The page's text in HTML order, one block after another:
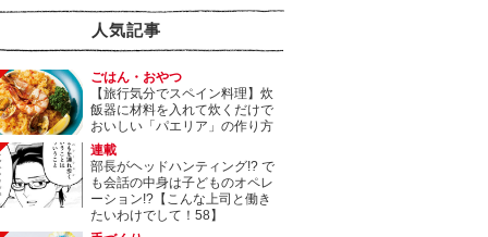
人気記事
ごはん・おやつ
【旅行気分でスペイン料理】炊
飯器に材料を入れて炊くだけで
おいしい「パエリア」の作り方
連載
部長がヘッドハンティング!? で
も会話の中身は子どものオペレ
ーション!?【こんな上司と働き
たいわけでして！58】